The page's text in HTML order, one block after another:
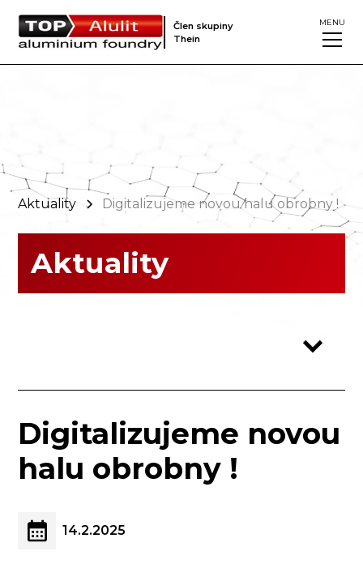
Člen skupiny
Thein
MENU
Aktuality Digitalizujeme novou halu obrobny !
Aktuality
Digitalizujeme novou
halu obrobny !
14.2.2025